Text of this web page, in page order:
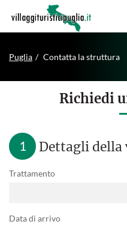
Puglia Contatta la struttura
Richiedi
1 Dettagli della
Trattamento
Data di arrivo